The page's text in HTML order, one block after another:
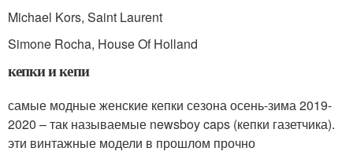
Michael Kors, Saint Laurent
Simone Rocha, House Of Holland
кепки и кепи
самые модные женские кепки сезона осень-зима 2019-
2020 – так называемые newsboy caps (кепки газетчика).
эти винтажные модели в прошлом прочно